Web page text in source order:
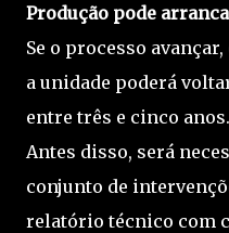
Produção pode
Se o processo
a unidade poderá
entre três e cinco anos.
Antes disso, será
conjunto de
relatório técnico com